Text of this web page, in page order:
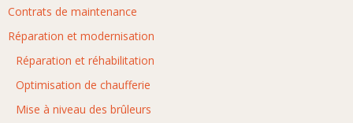
Contrats de maintenance
Réparation et modernisation
Réparation et réhabilitation
Optimisation de chaufferie
Mise à niveau des brûleurs